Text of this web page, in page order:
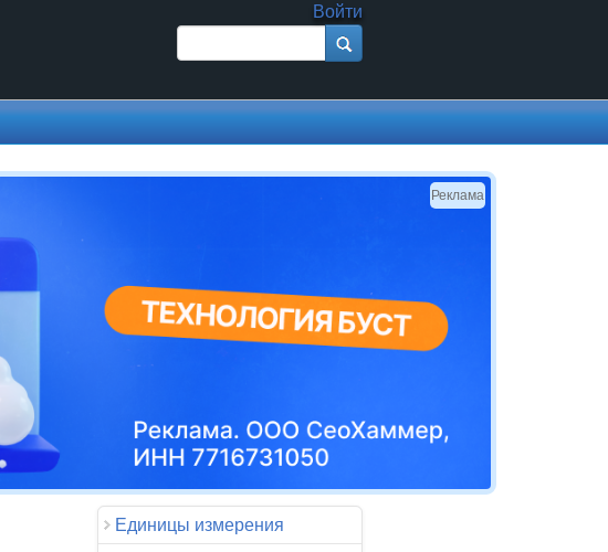
Войти
Форма поиска
Реклама
Единицы измерения